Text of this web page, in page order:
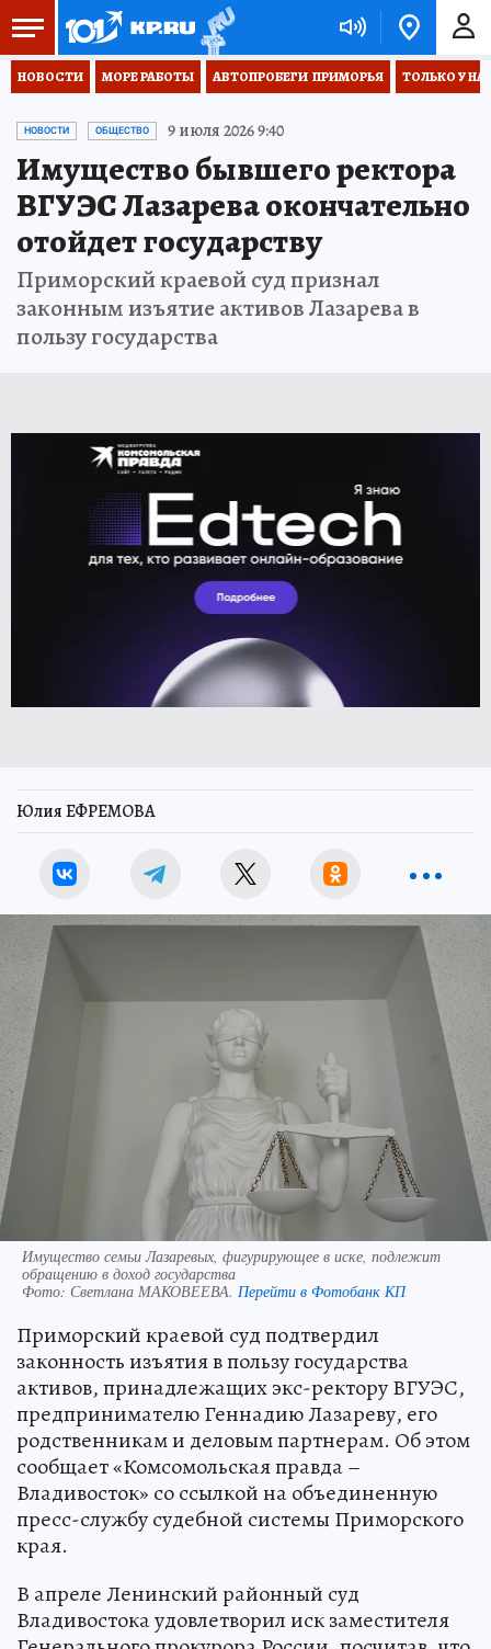
НОВОСТИ МОРЕ РАБОТЫ АВТОПРОБЕГИ  ПРИМОРЬЯ ТОЛЬКО У
НОВОСТИ ОБЩЕСТВО 9 июля 2026 9:40
Имущество бывшего ректора
ВГУЭС Лазарева окончательно
отойдет государству
Приморский краевой суд признал
законным изъятие активов Лазарева в
пользу государства
Юлия ЕФРЕМОВА
Имущество семьи Лазаревых, фигурирующее в иске, подлежит
обращению в доход государства
Фото: Светлана МАКОВЕЕВА. Перейти в Фотобанк КП
Приморский краевой суд подтвердил
законность изъятия в пользу государства
активов, принадлежащих экс-ректору ВГУЭС,
предпринимателю Геннадию Лазареву, его
родственникам и деловым партнерам. Об этом
сообщает «Комсомольская правда –
Владивосток» со ссылкой на объединенную
пресс-службу судебной системы Приморского
края.
В апреле Ленинский районный суд
Владивостока удовлетворил иск заместителя